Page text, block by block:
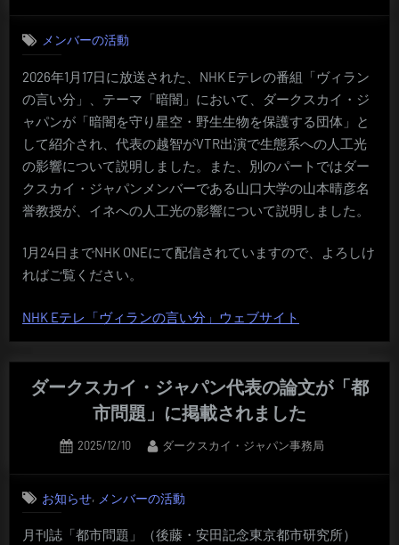
メンバーの活動
2026年1月17日に放送された、NHK Eテレの番組「ヴィラン
の言い分」、テーマ「暗闇」において、ダークスカイ・ジ
ャパンが「暗闇を守り星空・野生生物を保護する団体」と
して紹介され、代表の越智がVTR出演で生態系への人工光
の影響について説明しました。また、別のパートではダー
クスカイ・ジャパンメンバーである山口大学の山本晴彦名
誉教授が、イネへの人工光の影響について説明しました。
1月24日までNHK ONEにて配信されていますので、よろしけ
ればご覧ください。
NHK Eテレ「ヴィランの言い分」ウェブサイト
ダークスカイ・ジャパン代表の論文が「都
市問題」に掲載されました
Posted
2025/12/10 By
ダークスカイ・ジャパン事務局
お知らせ, メンバーの活動
月刊誌「都市問題」（後藤・安田記念東京都市研究所）